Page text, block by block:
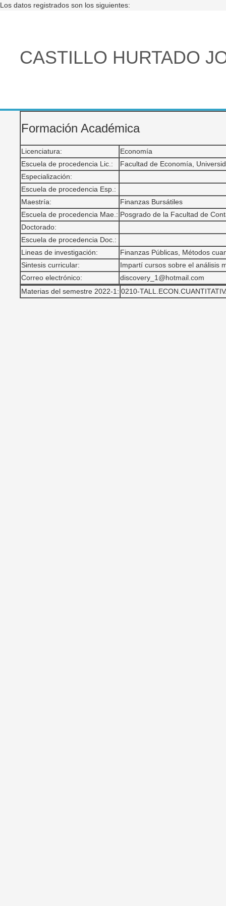
Los datos registrados son los siguientes:
CASTILLO HURTADO
Formación Académica
Licenciatura:
Economía
Escuela de procedencia Lic.:
Facultad de Economía,
Especialización:
Escuela de procedencia Esp.:
Maestría:
Finanzas Bursátiles
Escuela de procedencia Mae.: Posgrado de la Facultad de
Doctorado:
Escuela de procedencia Doc.:
Lineas de investigación:
Finanzas Públicas, Métodos
Sintesis curricular:
Impartí cursos sobre el análisis
Correo electrónico:
discovery_1@hotmail.com
Materias del semestre 2022-1: 0210-